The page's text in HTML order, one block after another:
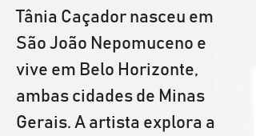
Tânia Caçador nasceu em
São João Nepomuceno e
vive em Belo Horizonte,
ambas cidades de Minas
Gerais. A artista explora a